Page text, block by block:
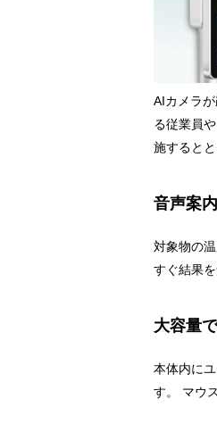
AIカメラ
る従業員
施すると
音声案内
対象物の
すぐ結果
大容量
本体内に
す。 マウ